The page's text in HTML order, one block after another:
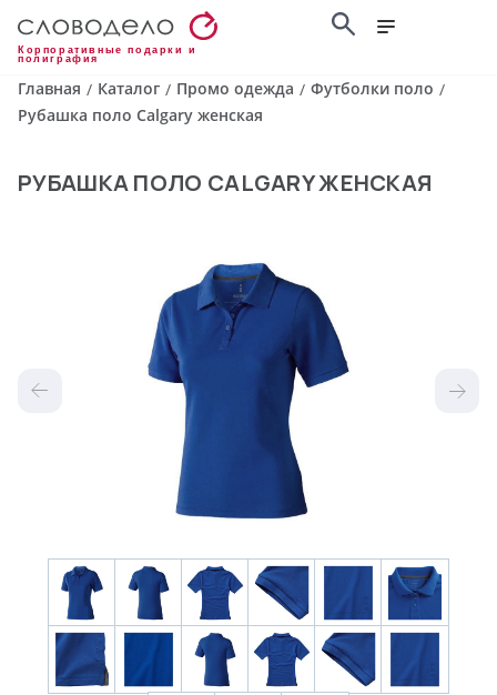
Корпоративные подарки и
полиграфия
Главная / Каталог / Промо одежда / Футболки поло /
Рубашка поло Calgary женская
РУБАШКА ПОЛО CALGARY ЖЕНСКАЯ